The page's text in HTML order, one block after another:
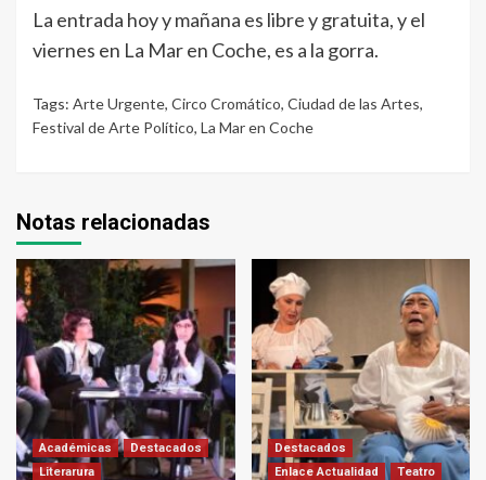
La entrada hoy y mañana es libre y gratuita, y el
viernes en La Mar en Coche, es a la gorra.
Tags: Arte Urgente, Circo Cromático, Ciudad de las Artes,
Festival de Arte Político, La Mar en Coche
Notas relacionadas
Académicas
Destacados
Literarura
Destacados
Enlace Actualidad
Teatro